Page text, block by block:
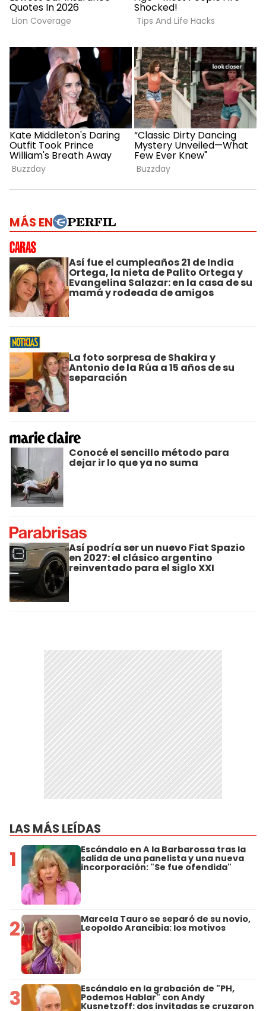
MÁS EN
Así fue el cumpleaños 21 de India
Ortega, la nieta de Palito Ortega y
Evangelina Salazar: en la casa de su
mamá y rodeada de amigos
La foto sorpresa de Shakira y
Antonio de la Rúa a 15 años de su
separación
Conocé el sencillo método para
dejar ir lo que ya no suma
Así podría ser un nuevo Fiat Spazio
en 2027: el clásico argentino
reinventado para el siglo XXI
LAS MÁS LEÍDAS
1 Escándalo en A la Barbarossa tras la
salida de una panelista y una nueva
incorporación: "Se fue ofendida"
2 Marcela Tauro se separó de su novio,
Leopoldo Arancibia: los motivos
3 Escándalo en la grabación de "PH,
Podemos Hablar" con Andy
Kusnetzoff: dos invitadas se cruzaron